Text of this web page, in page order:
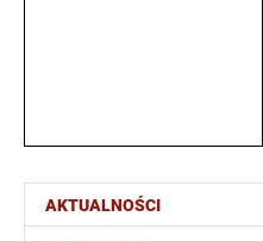
AKTUALNOŚCI